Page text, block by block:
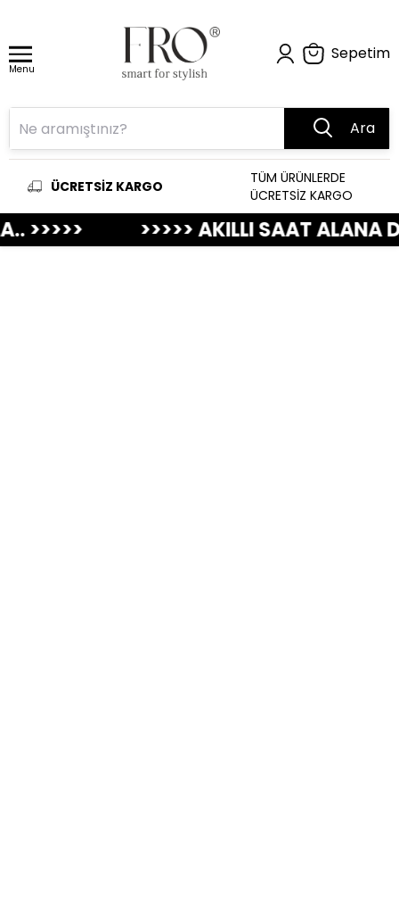
Menu
Sepetim
Ara
ÜCRETSİZ KARGO
TÜM ÜRÜNLERDE
ÜCRETSİZ KARGO
>>>>> AKILLI SAAT ALANA DERİ